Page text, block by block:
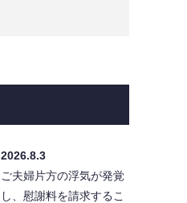
2026.8.3
ご夫婦片方の浮気が発覚
し、慰謝料を請求するこ